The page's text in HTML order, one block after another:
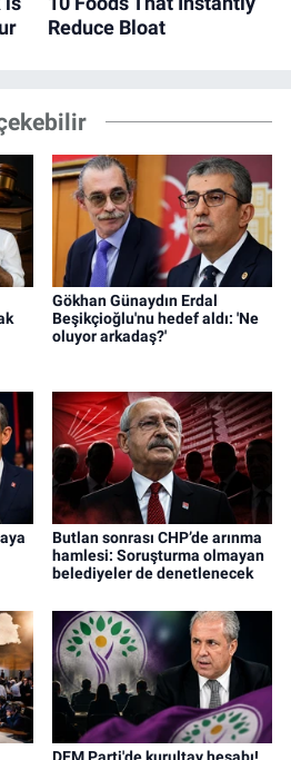
Gökhan Günaydın Erdal
Beşikçioğlu'nu hedef aldı: 'Ne
oluyor arkadaş?'
Butlan sonrası CHP’de arınma
hamlesi: Soruşturma olmayan
belediyeler de denetlenecek